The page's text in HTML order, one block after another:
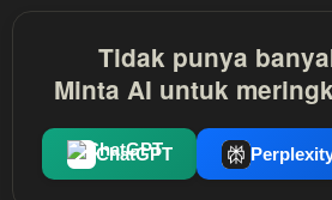
Tidak punya
Minta AI untuk
ChatGPT